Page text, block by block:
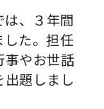
、３年間
た。担任
事やお世話
題しまし